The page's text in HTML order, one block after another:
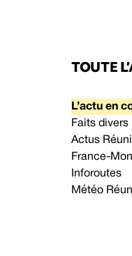
TOUTE
L’actu en
Faits divers
Actus
France-
Inforoutes
Météo